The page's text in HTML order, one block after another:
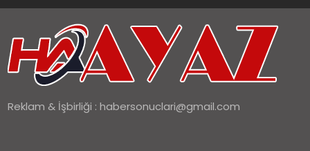
Reklam & İşbirliği :habersonuclari@gmail.com